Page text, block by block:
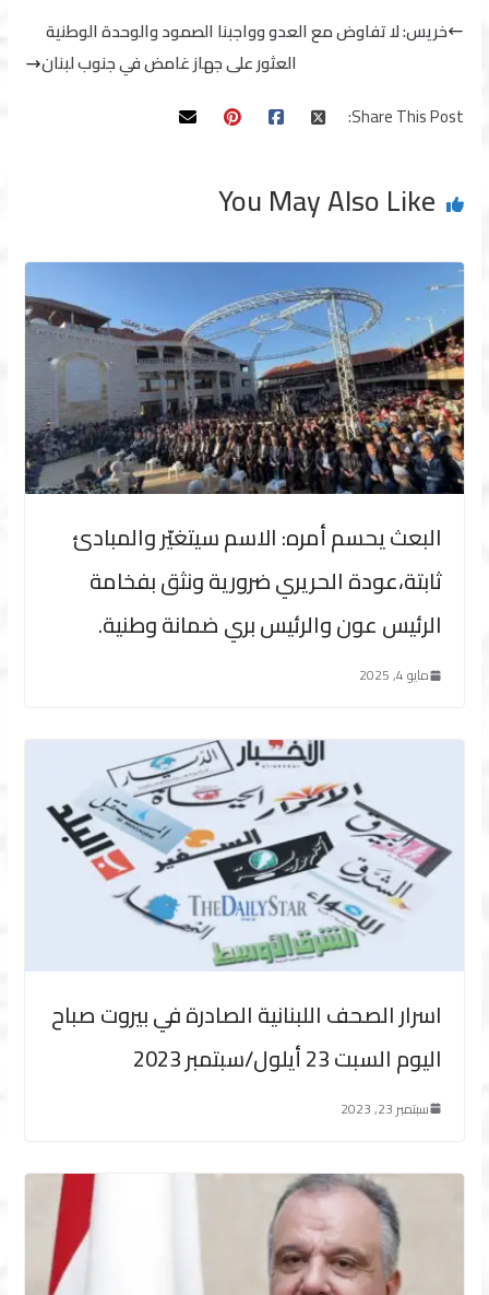
خريس: لا تفاوض مع العدو وواجبنا الصمود والوحدة الوطنية
العثور على جهاز غامض في جنوب لبنان
Share This Post:
You May Also Like
البعث يحسم أمره: الاسم سيتغيّر والمبادئ
ثابتة،عودة الحريري ضرورية ونثق بفخامة
الرئيس عون والرئيس بري ضمانة وطنية.
مايو 4, 2025
اسرار الصحف اللبنانية الصادرة في بيروت صباح
اليوم السبت 23 أيلول/سبتمبر 2023
سبتمبر 23, 2023